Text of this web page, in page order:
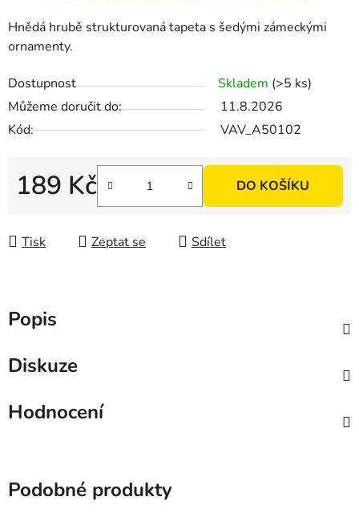
Hnědá hrubě strukturovaná tapeta s šedými zámeckými
ornamenty.
Dostupnost Skladem (>5 ks)
Můžeme doručit do:
11.8.2026
Kód:
VAV_A50102
189 Kč DO KOŠÍKU
Tisk Zeptat se Sdílet
Popis
Diskuze
Hodnocení
Podobné produkty